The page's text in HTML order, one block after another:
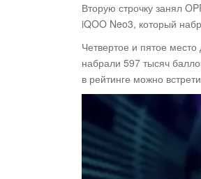
Вторую строчку занял
iQOO Neo3, который
Четвертое и пятое
набрали 597 тысяч
в рейтинге можно